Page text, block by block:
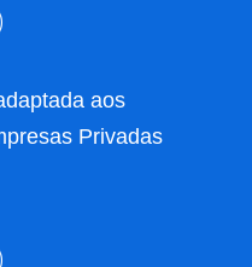
aos
Privadas